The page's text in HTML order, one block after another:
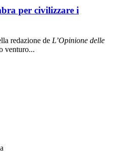
per civilizzare i
redazione de L’Opinione delle
venturo...